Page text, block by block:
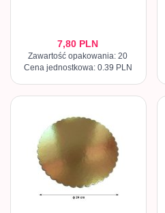
7,80 PLN
Zawartość opakowania: 20
Cena jednostkowa: 0.39 PLN